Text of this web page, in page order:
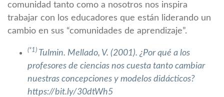
comunidad tanto como a nosotros nos inspira
trabajar con los educadores que están liderando un
cambio en sus “comunidades de aprendizaje”.
(*1) Tulmin. Mellado, V. (2001). ¿Por qué a los
profesores de ciencias nos cuesta tanto cambiar
nuestras concepciones y modelos didácticos?
https://bit.ly/30dtWh5